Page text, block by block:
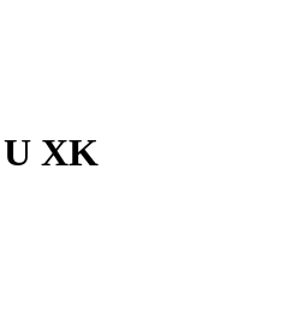
XK